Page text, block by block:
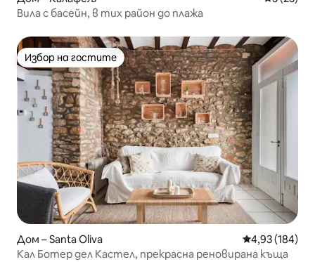
Вила с басейн, в тих район до плажа
Избор на гостите
Избор на гостите
Дом – Santa Oliva Средна
4,93 (184)
Кал Ботер дел Кастел, прекрасна реновирана къща